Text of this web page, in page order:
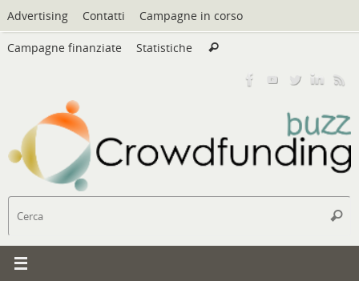
Vai
al
contenuto
Advertising Contatti Campagne in corso
Campagne finanziate Statistiche Cerca
Cerca